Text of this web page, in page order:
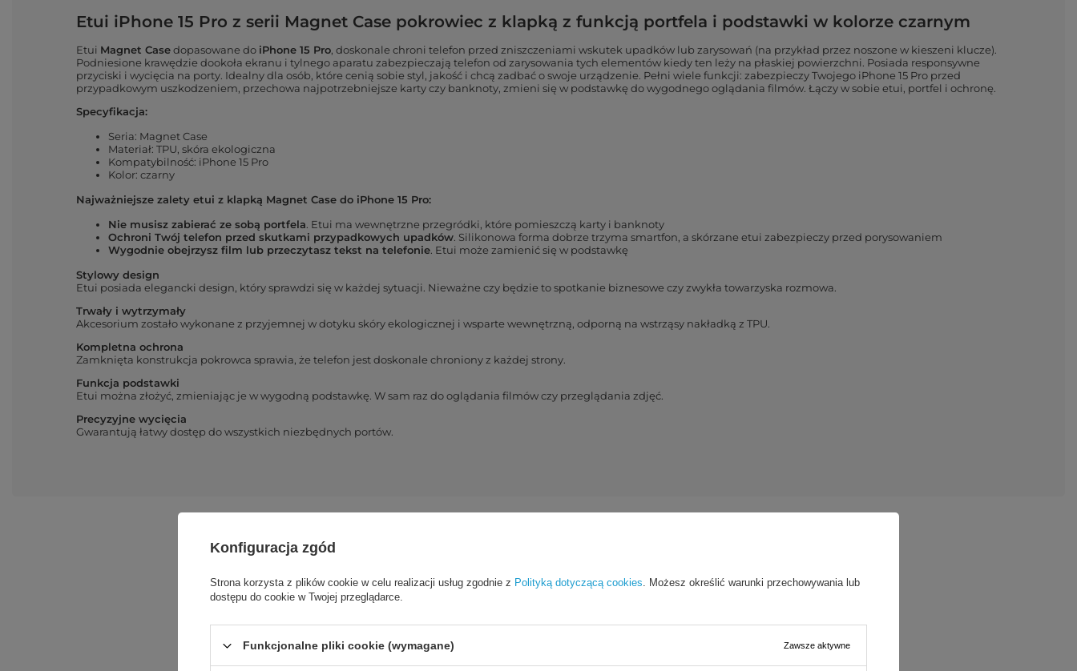
Etui iPhone 15 Pro z serii Magnet Case pokrowiec z klapką z funkcją portfela i podstawki w kolorze czarnym
Etui Magnet Casedopasowane do iPhone 15 Pro , doskonale chroni telefon przed zniszczeniami wskutek upadków lub zarysowań (na przykład przez noszone w kieszeni klucze).
Podniesione krawędzie dookoła ekranu i tylnego aparatu zabezpieczają telefon od zarysowania tych elementów kiedy ten leży na płaskiej powierzchni. Posiada responsywne
przyciski i wycięcia na porty. Idealny dla osób, które cenią sobie styl, jakość i chcą zadbać o swoje urządzenie. Pełni wiele funkcji: zabezpieczy Twojego iPhone 15 Pro przed
przypadkowym uszkodzeniem, przechowa najpotrzebniejsze karty czy banknoty, zmieni się w podstawkę do wygodnego oglądania filmów. Łączy w sobie etui, portfel i ochronę.
Specyfikacja:
Seria: Magnet Case
Materiał: TPU, skóra ekologiczna
Kompatybilność: iPhone 15 Pro
Kolor: czarny
Najważniejsze zalety etui z klapką Magnet Case do iPhone 15 Pro:
Nie musisz zabierać ze sobą portfela . Etui ma wewnętrzne przegródki, które pomieszczą karty i banknoty
Ochroni Twój telefon przed skutkami przypadkowych upadków . Silikonowa forma dobrze trzyma smartfon, a skórzane etui zabezpieczy przed porysowaniem
Wygodnie obejrzysz film lub przeczytasz tekst na telefonie . Etui może zamienić się w podstawkę
Stylowy design
Etui posiada elegancki design, który sprawdzi się w każdej sytuacji. Nieważne czy będzie to spotkanie biznesowe czy zwykła towarzyska rozmowa.
Trwały i wytrzymały
Akcesorium zostało wykonane z przyjemnej w dotyku skóry ekologicznej i wsparte wewnętrzną, odporną na wstrząsy nakładką z TPU.
Kompletna ochrona
Zamknięta konstrukcja pokrowca sprawia, że telefon jest doskonale chroniony z każdej strony.
Funkcja podstawki
Etui można złożyć, zmieniając je w wygodną podstawkę. W sam raz do oglądania filmów czy przeglądania zdjęć.
Precyzyjne wycięcia
Gwarantują łatwy dostęp do wszystkich niezbędnych portów.
Cena sugerowana 19,00 PLN
Konfiguracja zgód
Strona korzysta z plików cookie w celu realizacji usług zgodnie z Polityką dotyczącą cookies. Możesz określić warunki przechowywania lub
dostępu do cookie w Twojej przeglądarce.
Funkcjonalne pliki cookie (wymagane) Zawsze aktywne